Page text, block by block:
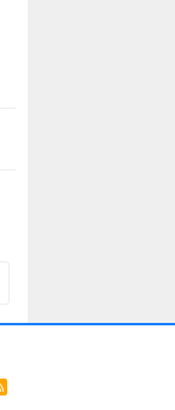
R
S